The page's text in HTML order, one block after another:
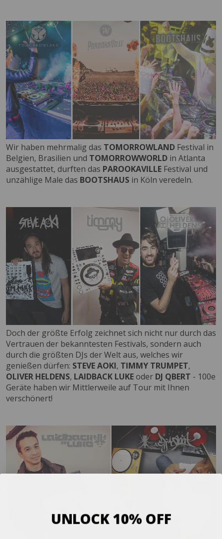
Wir haben mehrmalig das TOMORROWLAND Festival in
Belgien, Brasilien und TOMORROWWORLD in Atlanta
ausgestattet, durften das PAROOKAVILLE Festival und
unzählige Male das BOOTSHAUS in Köln veredeln.
Doch der größte Erfolg zeichnet sich nicht nur durch das
Vertrauen der bekanntesten Festivals, sondern auch
durch die größten DJs der Welt aus, welches wir
genießen dürfen: STEVE AOKI, TIMMY TRUMPET,
OLIVER HELDENS, LAIDBACK LUKEoder DJ QBERT - 100e
Geräte haben wir Mittlerweile auf Tour mit Ihnen
verschönert!
UNLOCK 10% OFF